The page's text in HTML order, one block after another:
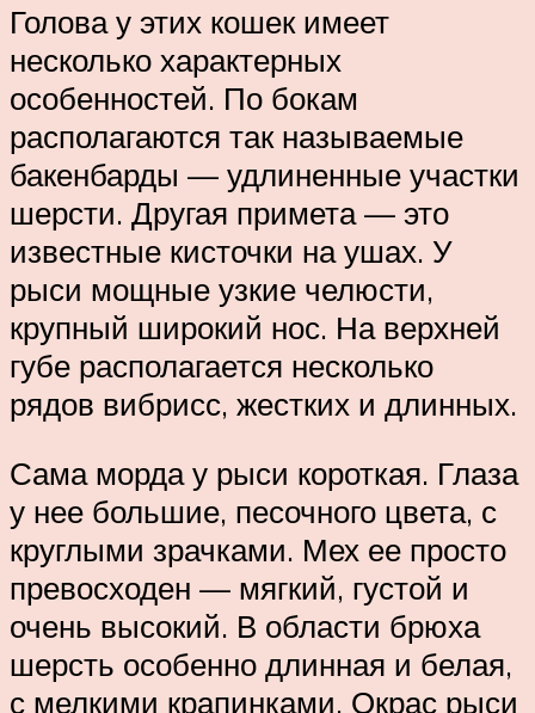
Голова у этих кошек имеет
несколько характерных
особенностей. По бокам
располагаются так называемые
бакенбарды — удлиненные участки
шерсти. Другая примета — это
известные кисточки на ушах. У
рыси мощные узкие челюсти,
крупный широкий нос. На верхней
губе располагается несколько
рядов вибрисс, жестких и длинных.
Сама морда у рыси короткая. Глаза
у нее большие, песочного цвета, с
круглыми зрачками. Мех ее просто
превосходен — мягкий, густой и
очень высокий. В области брюха
шерсть особенно длинная и белая,
с мелкими крапинками. Окрас рыси